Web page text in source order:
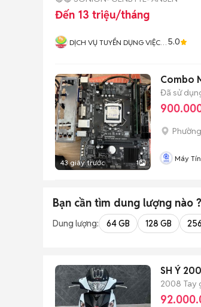
Đến 13 triệu/tháng
DỊCH VỤ TUYỂN DỤNG VIỆC
5.0
43 giây trước 1
Combo
Đã sử
Máy
Bạn cần tìm dung lượng nào ?
Dung lượng: 64 GB 128 GB
SH Ý
2008 Tay